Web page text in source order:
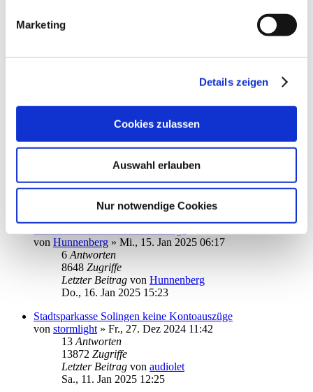
Marketing
Details zeigen
Cookies zulassen
Auswahl erlauben
Nur notwendige Cookies
Letzter Beitrag
Do., 30. Jan 2025 10:37
Santander VISA Kreditkarte einrichten
Letzter Beitragvonaudiolet
Di., 28. Jan 2025 20:19
Neues BHW Portal
Antworten
10626Zugriffe
Letzter Beitragvonebi_f
Mo., 27. Jan 2025 17:51
von Hunnenberg » Mi., 15. Jan 2025 06:17
6 Antworten
8648 Zugriffe
Letzter Beitrag von Hunnenberg
Do., 16. Jan 2025 15:23
Stadtsparkasse Solingen keine Kontoauszüge
von stormlight » Fr., 27. Dez 2024 11:42
13 Antworten
13872 Zugriffe
Letzter Beitrag von audiolet
Sa., 11. Jan 2025 12:25